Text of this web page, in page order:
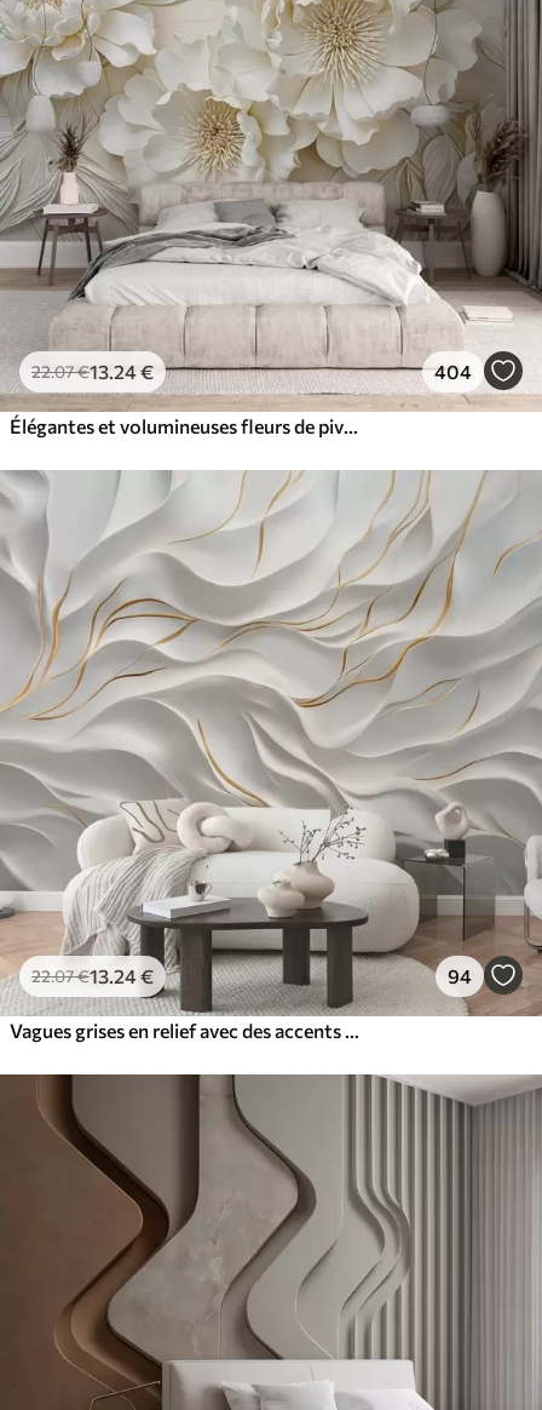
22.07€13.24€ 404
Élégantes et volumineuses fleurs de pivoine imitant le blanc, avec des pétales doux et des centres jaune pastel, sur un fond clair
22.07€13.24€ 94
Vagues grises en relief avec des accents jaunes